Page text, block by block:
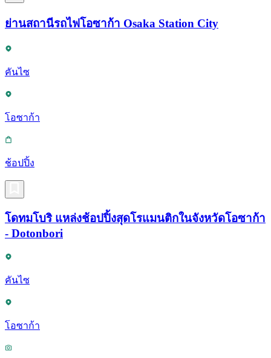
ย่านสถานีรถไฟโอซาก้า Osaka Station City
คันไซ
โอซาก้า
ช้อปปิ้ง
โดทมโบริ แหล่งช้อปปิ้งสุดโรแมนติกในจังหวัดโอซาก้า
- Dotonbori
คันไซ
โอซาก้า